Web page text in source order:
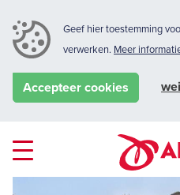
Geef hier toestemming
verwerken. Meer
Accepteer cookies